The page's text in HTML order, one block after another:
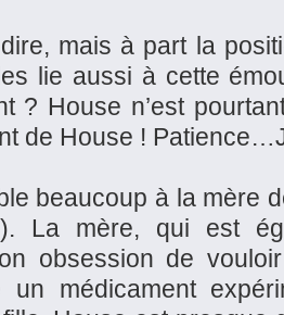
mais à part la
lie aussi à cette
? House n’est
de House !
beaucoup à la mère
La mère, qui est
obsession de
un médicament